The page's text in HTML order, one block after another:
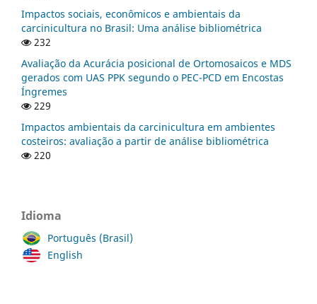
Impactos sociais, econômicos e ambientais da
carcinicultura no Brasil: Uma análise bibliométrica
232
Avaliação da Acurácia posicional de Ortomosaicos e MDS
gerados com UAS PPK segundo o PEC-PCD em Encostas
Íngremes
229
Impactos ambientais da carcinicultura em ambientes
costeiros: avaliação a partir de análise bibliométrica
220
Idioma
Português (Brasil)
English